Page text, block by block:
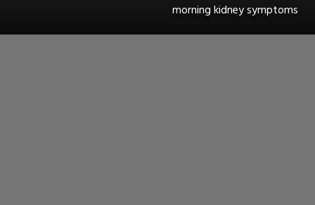
morning kidney symptoms